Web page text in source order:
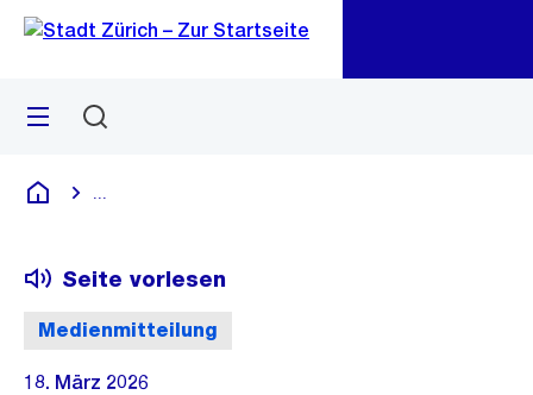
Navigation
Sprunglink
Menü
Deutsch
Medienmitteilung
Seite vorlesen
18. März 2026